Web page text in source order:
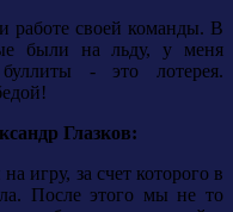
работе своей команды. В
были на льду, у меня
- это лотерея.
Глазков:
игру, за счет которого в
После этого мы не то